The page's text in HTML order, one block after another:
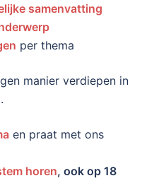
samenvatting
per thema
manier verdiepen in
en praat met ons
horen, ook op 18